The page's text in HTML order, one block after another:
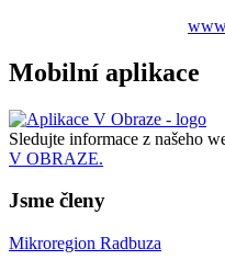
Mobilní aplikace
Sledujte informace z našeho
V OBRAZE.
Jsme členy
Mikroregion Radbuza